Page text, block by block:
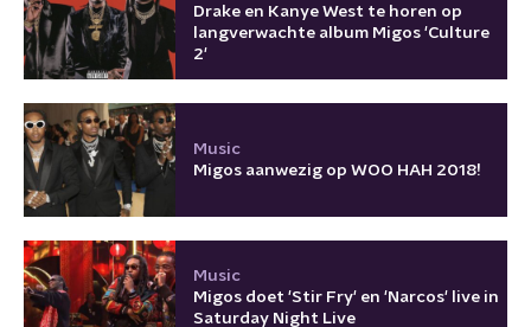
Drake en Kanye West te horen op
langverwachte album Migos 'Culture
2'
Music
Migos aanwezig op WOO HAH 2018!
Music
Migos doet 'Stir Fry' en 'Narcos' live in
Saturday Night Live